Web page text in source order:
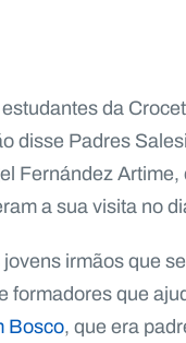
da
disse Padres
Fernández
a sua visita no
irmãos que
que
Bosco, que era